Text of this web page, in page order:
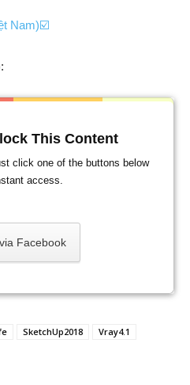
Nam)☑️
This Content
click one of the buttons below
access.
Facebook
SketchUp2018
Vray4.1